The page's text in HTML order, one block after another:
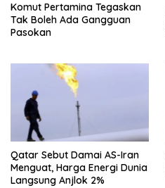
Komut Pertamina Tegaskan
Tak Boleh Ada Gangguan
Pasokan
Qatar Sebut Damai AS-Iran
Menguat, Harga Energi Dunia
Langsung Anjlok 2%